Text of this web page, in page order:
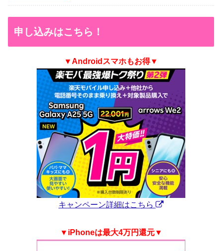
申し込みはこちら！
▼Androidスマホもお得▼
キャンペーン詳細はこちら
▼iPhoneは最大4万円還元▼